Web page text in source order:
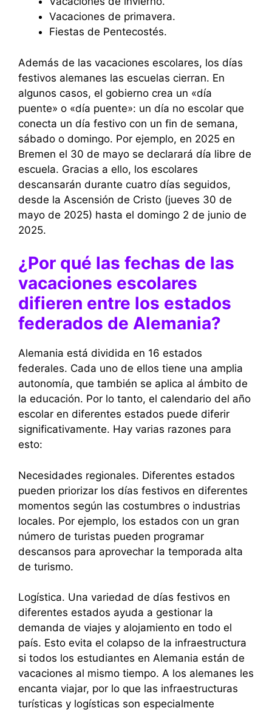
Vacaciones de primavera.
Fiestas de Pentecostés.
Además de las vacaciones escolares, los días
festivos alemanes las escuelas cierran. En
algunos casos, el gobierno crea un «día
puente» o «día puente»: un día no escolar que
conecta un día festivo con un fin de semana,
sábado o domingo. Por ejemplo, en 2025 en
Bremen el 30 de mayo se declarará día libre de
escuela. Gracias a ello, los escolares
descansarán durante cuatro días seguidos,
desde la Ascensión de Cristo (jueves 30 de
mayo de 2025) hasta el domingo 2 de junio de
2025.
¿Por qué las fechas de las
vacaciones escolares
difieren entre los estados
federados de Alemania?
Alemania está dividida en 16 estados
federales. Cada uno de ellos tiene una amplia
autonomía, que también se aplica al ámbito de
la educación. Por lo tanto, el calendario del año
escolar en diferentes estados puede diferir
significativamente. Hay varias razones para
esto:
Necesidades regionales. Diferentes estados
pueden priorizar los días festivos en diferentes
momentos según las costumbres o industrias
locales. Por ejemplo, los estados con un gran
número de turistas pueden programar
descansos para aprovechar la temporada alta
de turismo.
Logística. Una variedad de días festivos en
diferentes estados ayuda a gestionar la
demanda de viajes y alojamiento en todo el
país. Esto evita el colapso de la infraestructura
si todos los estudiantes en Alemania están de
vacaciones al mismo tiempo. A los alemanes les
encanta viajar, por lo que las infraestructuras
turísticas y logísticas son especialmente